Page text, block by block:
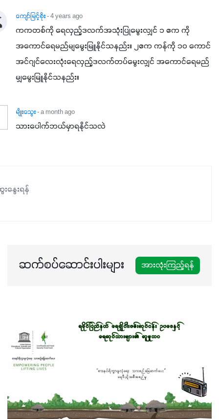
ကျော်မြင့်စိုး- 4 years ago
ကကတစ်ကို ရေလှည့်ဒလက်အသုံးပြုမွေးလျှင် ၁ ဧက ကို
အကောင်ရေမည်မျမွေးမြူနိုင်သနည်း။ ၂ဧက ကန်ကို ၁၀ ကောင်
အင်ဂျင်လေးလုံးရေလှည့်ဒလက်တပ်မွေးလျှင် အကောင်ရေမည်
မျှမွေးမြူနိုင်သနည်း။
မျိုးသွေး- a month ago
သားပေါက်ဘယ်မှာရနိုင်သလဲ
နွေးရန်
ဆက်စပ်ဆောင်းပါးများ အားလုံးကြည့်ရန်